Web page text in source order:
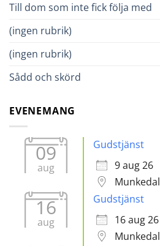
Till dom som inte fick följa med
(ingen rubrik)
(ingen rubrik)
Sådd och skörd
EVENEMANG
09
aug
Gudstjänst
9 aug 26
Munkedal
16
aug
Gudstjänst
16 aug 26
Munkedal